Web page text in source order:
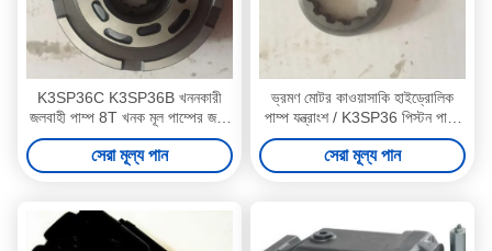
K3SP36C K3SP36B খননকারী
জলবাহী পাম্প 8T খনক মূল পাম্পের জন্য
মেরামত
সেরা মূল্য পান
ভ্রমণ মোটর কাওয়াসাকি হাইড্রোলিক
পাম্প যন্ত্রাংশ / K3SP36 পিস্টন পাম্প
যন্ত্রাংশ
সেরা মূল্য পান